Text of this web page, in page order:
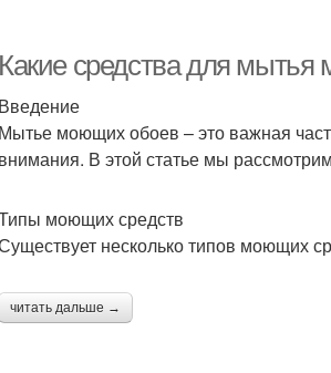
Какие средства для
Введение
Мытье моющих обоев – это важная
внимания. В этой статье мы
моющих средств
несколько типов моющих
читать дальше →